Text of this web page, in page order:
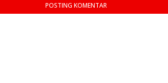
POSTING KOMENTAR